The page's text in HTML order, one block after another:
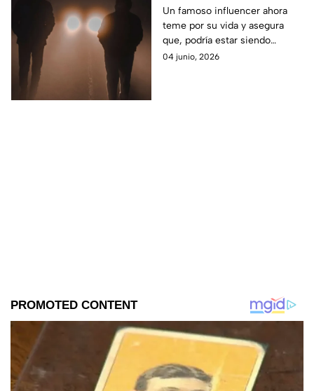
OVNIS teme por su
vida, ¿está siendo
vigilado por los
hombres de negro?
Un famoso influencer ahora
teme por su vida y asegura
que, podría estar siendo
vigilado por los Hombres de
04 junio, 2026